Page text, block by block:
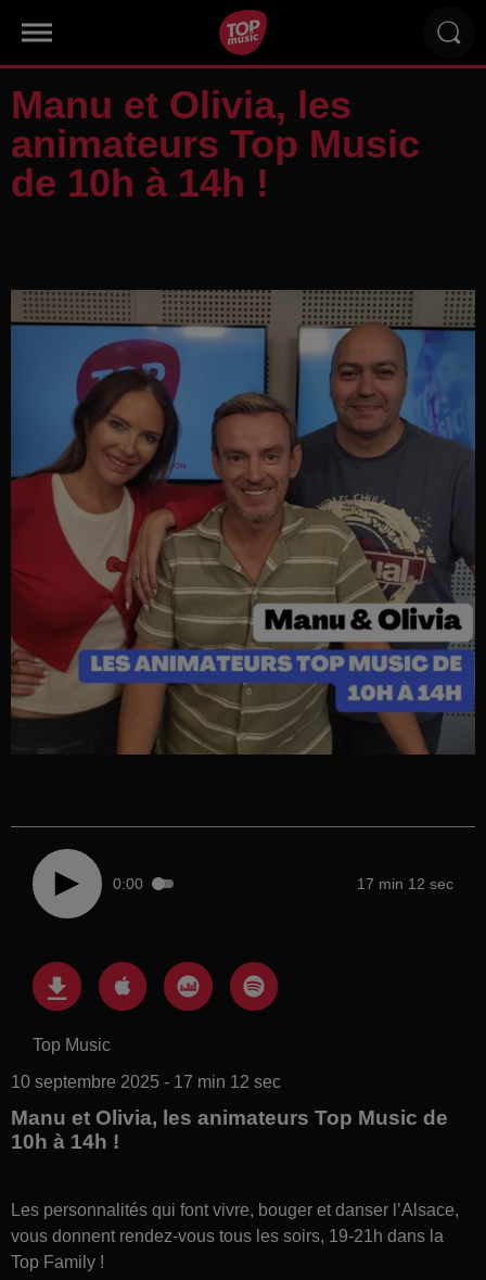
Manu et Olivia, les
animateurs Top Music
de 10h à 14h !
0:00 17 min 12 sec
Top Music
10 septembre 2025 - 17 min 12 sec
Manu et Olivia, les animateurs Top Music de
10h à 14h !
Les personnalités qui font vivre, bouger et danser l’Alsace,
vous donnent rendez-vous tous les soirs, 19-21h dans la
Top Family !